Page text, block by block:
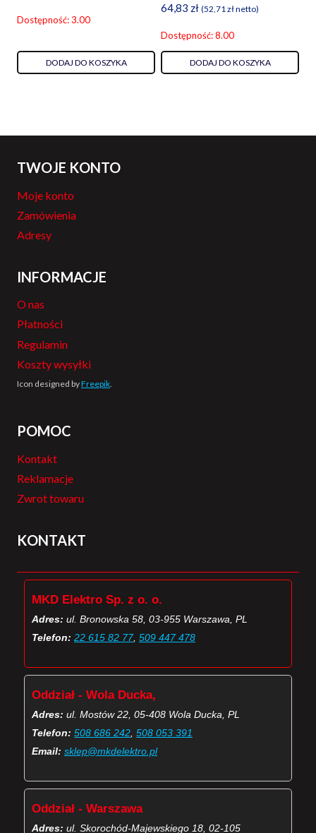
Dostępność: 3.00
DODAJ DO KOSZYKA
64,83 zł (52,71złnetto)
Dostępność: 8.00
DODAJ DO KOSZYKA
TWOJE KONTO
Moje konto
Zamówienia
Adresy
INFORMACJE
O nas
Płatności
Regulamin
Koszty wysyłki
Icon designed byFreepik.
POMOC
Kontakt
Reklamacje
Zwrot towaru
KONTAKT
MKD Elektro Sp. z o. o.
Adres: ul. Bronowska 58, 03-955 Warszawa, PL
Telefon: 22 615 82 77, 509 447 478
Oddział - Wola Ducka,
Adres: ul. Mostów 22, 05-408 Wola Ducka, PL
Telefon: 508 686 242 508 053 391
Email: sklep@mkdelektro.pl
Oddział - Warszawa
Adres: ul. Skorochód-Majewskiego 18, 02-105